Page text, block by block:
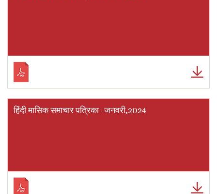
हिंदी मासिक समाचार पत्रिका -जनवरी,2024